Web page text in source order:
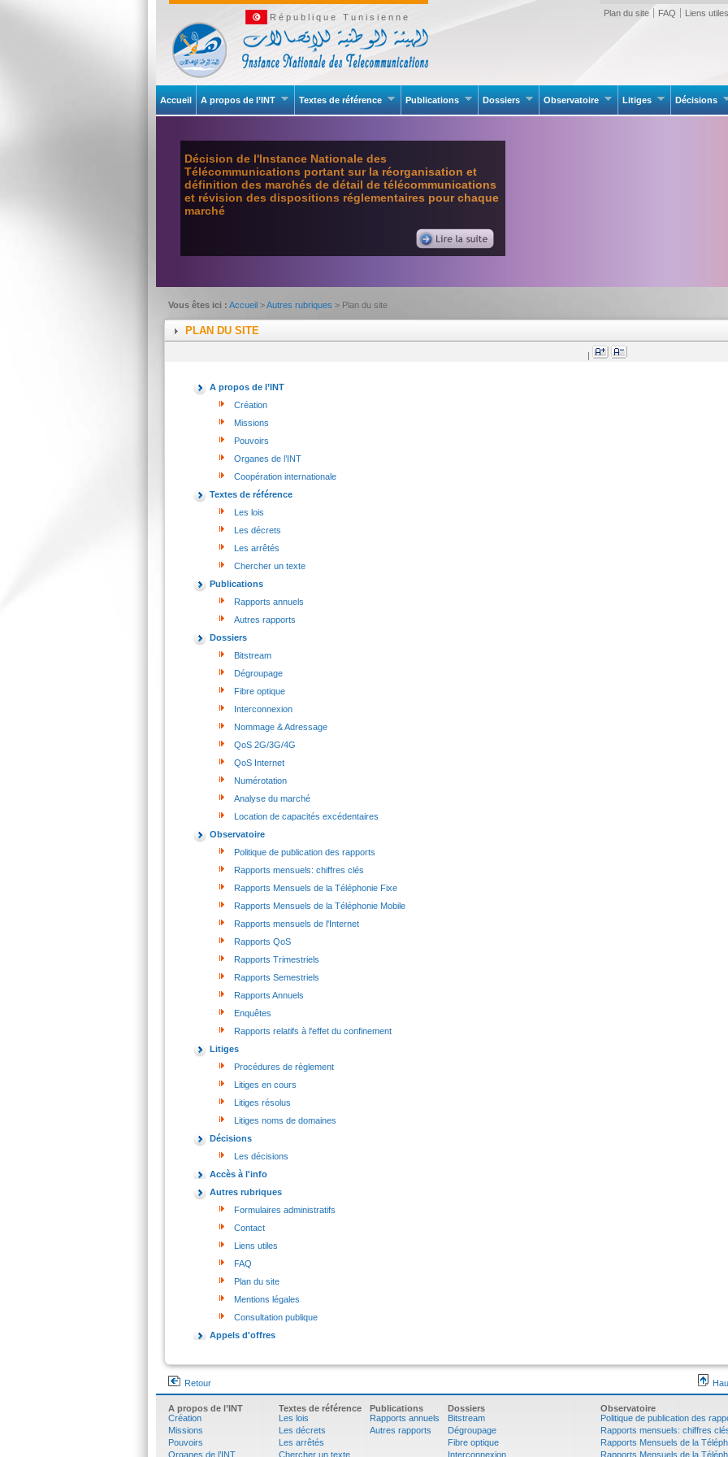
Liens utiles
FAQ
Plan du site
République Tunisienne
Accueil A propos de l’INT Textes de référence Publications Dossiers Observatoire Litiges Décisions
Décision de l'Instance Nationale des
Télécommunications portant sur la réorganisation et
définition des marchés de détail de télécommunications
et révision des dispositions réglementaires pour chaque
marché
Vous êtes ici : Accueil >Autres rubriques > Plan du site
PLAN DU SITE
|
A propos de l’INT
Création
Missions
Pouvoirs
Organes de l’INT
Coopération internationale
Textes de référence
Les lois
Les décrets
Les arrêtés
Chercher un texte
Publications
Rapports annuels
Autres rapports
Dossiers
Bitstream
Dégroupage
Fibre optique
Interconnexion
Nommage & Adressage
QoS 2G/3G/4G
QoS Internet
Numérotation
Analyse du marché
Location de capacités excédentaires
Observatoire
Politique de publication des rapports
Rapports mensuels: chiffres clés
Rapports Mensuels de la Téléphonie Fixe
Rapports Mensuels de la Téléphonie Mobile
Rapports mensuels de l'Internet
Rapports QoS
Rapports Trimestriels
Rapports Semestriels
Rapports Annuels
Enquêtes
Rapports relatifs à l'effet du confinement
Litiges
Procédures de règlement
Litiges en cours
Litiges résolus
Litiges noms de domaines
Décisions
Les décisions
Accès à l'info
Autres rubriques
Formulaires administratifs
Contact
Liens utiles
FAQ
Plan du site
Mentions légales
Consultation publique
Appels d'offres
Retour
A propos de l’INT
Création
Missions
Pouvoirs
Organes de l’INT
Textes de référence
Les lois
Les décrets
Les arrêtés
Chercher un texte
Publications
Rapports annuels
Autres rapports
Dossiers
Bitstream
Dégroupage
Fibre optique
Interconnexion
Observatoire
Politique de publication des
Rapports mensuels: chiffres
Rapports Mensuels de la
Rapports Mensuels de la